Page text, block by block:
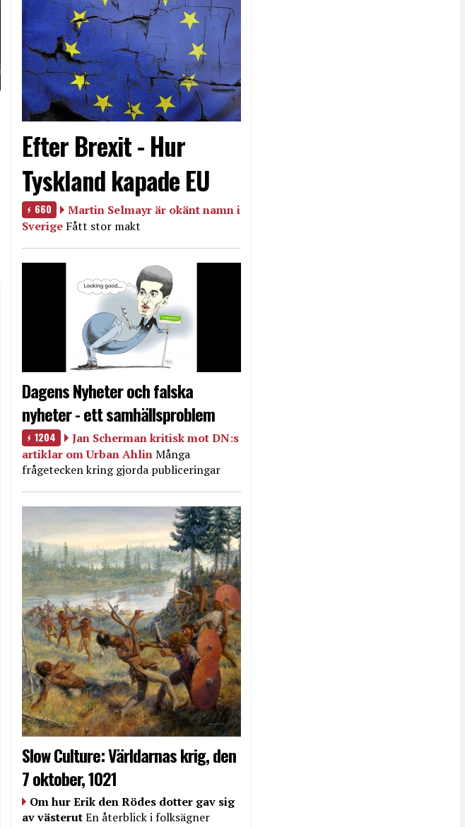
Efter Brexit - Hur
Tyskland kapade EU
660
Martin Selmayr är okänt namn i
Sverige Fått stor makt
Dagens Nyheter och falska
nyheter - ett samhällsproblem
1204
Jan Scherman kritisk mot DN:s
artiklar om Urban AhlinMånga
frågetecken kring gjorda publiceringar
Slow Culture: Världarnas krig, den
7 oktober, 1021
Om hur Erik den Rödes dotter gav sig
av västerutEn återblick i folksägner